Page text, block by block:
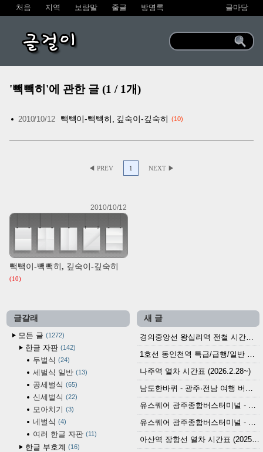
처음 지역 보람말 줄글 방명록 글마당
글걸이
'빽빽히'에 관한 글 (1 / 1개)
2010/10/12 빽빽이-빽빽히, 깊숙이-깊숙히 10
◀ PREV 1 NEXT ▶
2010/10/12
빽빽이-빽빽히, 깊숙이-깊숙히
(10)
글갈래
모든 글
1272
한글 자판 142
두벌식 24
세벌식 일반 13
공세벌식 65
신세벌식 22
모아치기 3
네벌식 4
여러 한글 자판 11
한글 부호계 16
새 글
경의중앙선 왕십리역 전철 시간표 (2026.4.20~)
나주역 열차 시간표 (2026.2.28~)
아산역 장항선 열차 시간표 (2025.12.30 기준) (무궁화호, ITX-마음, 새마을호, 서해금빛열차)